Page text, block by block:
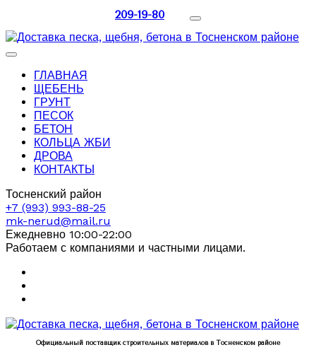
209-19-80
ГЛАВНАЯ
ЩЕБЕНЬ
ГРУНТ
ПЕСОК
БЕТОН
КОЛЬЦА ЖБИ
ДРОВА
КОНТАКТЫ
Тосненский район
+7 (993) 993-88-25
mk-nerud@mail.ru
Ежедневно 10:00-22:00
Работаем с компаниями и частными лицами.
Официальный поставщик строительных материалов в Тосненском районе